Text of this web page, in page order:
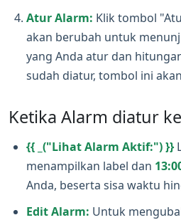
Atur Alarm: Klik tombol
akan berubah untuk
yang Anda atur dan
sudah diatur, tombol ini
Ketika Alarm diatur
{{ _("Lihat Alarm Aktif:") }}
menampilkan label dan
Anda, beserta sisa waktu
Edit Alarm: Untuk